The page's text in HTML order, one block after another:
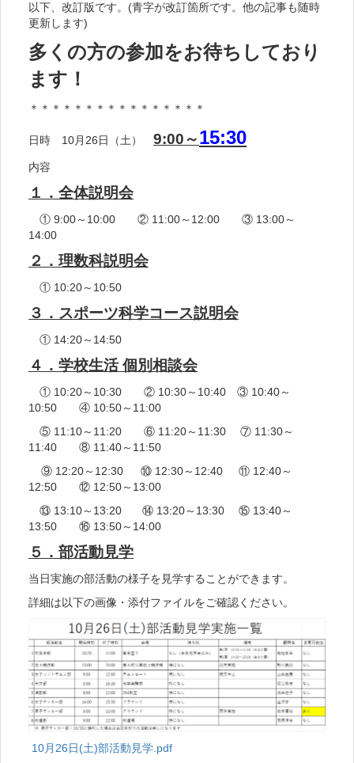
以下、改訂版です。(青字が改訂箇所です。他の記事も随時
更新します)
多くの方の参加をお待ちしており
ます！
＊＊＊＊＊＊＊＊＊＊＊＊＊＊＊＊
日時 10月26日（土） 9:00～15:30
内容
１．全体説明会
① 9:00～10:00 ② 11:00～12:00 ③ 13:00～
14:00
２．理数科説明会
① 10:20～10:50
３．スポーツ科学コース説明会
① 14:20～14:50
４．学校生活 個別相談会
① 10:20～10:30 ② 10:30～10:40 ③ 10:40～
10:50 ④ 10:50～11:00
⑤ 11:10～11:20 ⑥ 11:20～11:30 ⑦ 11:30～
11:40 ⑧ 11:40～11:50
⑨ 12:20～12:30 ⑩ 12:30～12:40 ⑪ 12:40～
12:50 ⑫ 12:50～13:00
⑬ 13:10～13:20 ⑭ 13:20～13:30 ⑮ 13:40～
13:50 ⑯ 13:50～14:00
５．部活動見学
当日実施の部活動の様子を見学することができます。
詳細は以下の画像・添付ファイルをご確認ください。
10月26日(土)部活動見学.pdf